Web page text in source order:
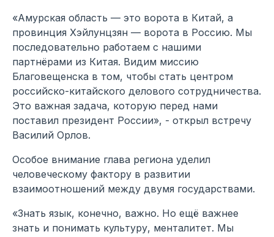
«Амурская область — это ворота в Китай, а
провинция Хэйлунцзян — ворота в Россию. Мы
последовательно работаем с нашими
партнёрами из Китая. Видим миссию
Благовещенска в том, чтобы стать центром
российско-китайского делового сотрудничества.
Это важная задача, которую перед нами
поставил президент России», - открыл встречу
Василий Орлов.
Особое внимание глава региона уделил
человеческому фактору в развитии
взаимоотношений между двумя государствами.
«Знать язык, конечно, важно. Но ещё важнее
знать и понимать культуру, менталитет. Мы